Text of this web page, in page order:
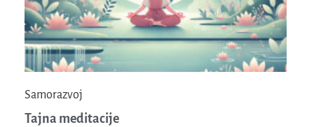
Samorazvoj
Tajna meditacije